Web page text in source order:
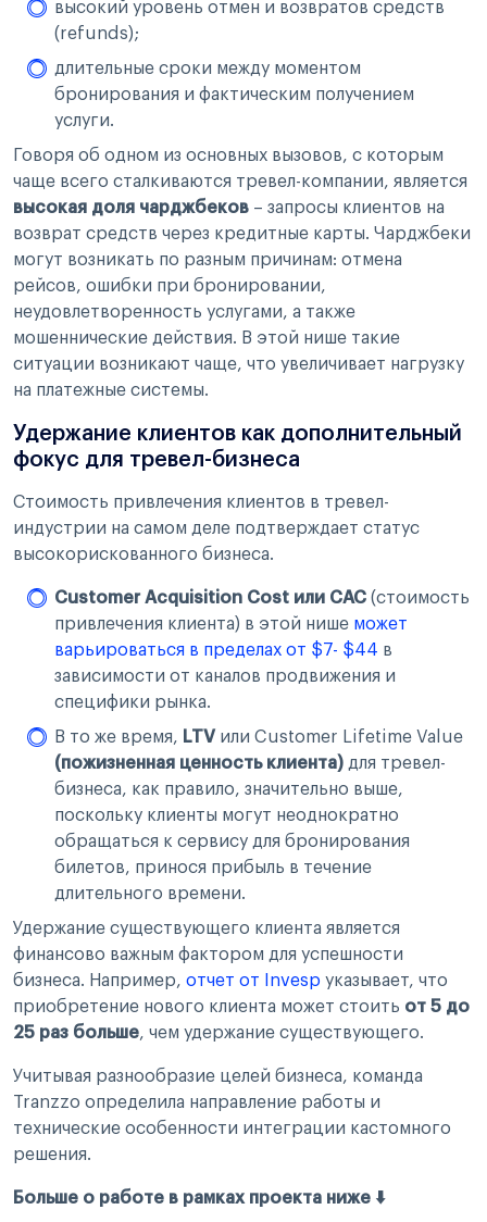
высокий уровень отмен и возвратов средств
(refunds);
длительные сроки между моментом
бронирования и фактическим получением
услуги.
Говоря об одном из основных вызовов, с которым
чаще всего сталкиваются тревел-компании, является
высокая доля чарджбеков – запросы клиентов на
возврат средств через кредитные карты. Чарджбеки
могут возникать по разным причинам: отмена
рейсов, ошибки при бронировании,
неудовлетворенность услугами, а также
мошеннические действия. В этой нише такие
ситуации возникают чаще, что увеличивает нагрузку
на платежные системы.
Удержание клиентов как дополнительный
фокус для тревел-бизнеса
Стоимость привлечения клиентов в тревел-
индустрии на самом деле подтверждает статус
высокорискованного бизнеса.
Customer Acquisition Cost или CAC (стоимость
привлечения клиента) в этой нише может
варьироваться в пределах от $7- $44 в
зависимости от каналов продвижения и
специфики рынка.
В то же время, LTV или Customer Lifetime Value
(пожизненная ценность клиента) для тревел-
бизнеса, как правило, значительно выше,
поскольку клиенты могут неоднократно
обращаться к сервису для бронирования
билетов, принося прибыль в течение
длительного времени.
Удержание существующего клиента является
финансово важным фактором для успешности
бизнеса. Например, отчет от Invesp указывает, что
приобретение нового клиента может стоить от 5 до
25 раз больше, чем удержание существующего.
Учитывая разнообразие целей бизнеса, команда
Tranzzo определила направление работы и
технические особенности интеграции кастомного
решения.
Больше о работе в рамках проекта ниже ⬇️